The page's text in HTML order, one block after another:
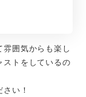
囲気からも楽し
ストをしているの
い！